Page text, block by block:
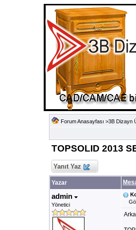
Forum Anasayfası >3B Dizayn
TOPSOLID 2013
Yanıt Yaz
Yazar
admin
Yönetici